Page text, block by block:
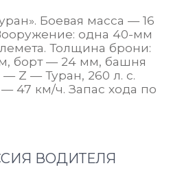
Боевая масса — 16
одна 40-мм
Толщина брони:
борт — 24 мм, башня
Z — Туран, 260 л. с.
47 км/ч. Запас хода по
ВОДИТЕЛЯ